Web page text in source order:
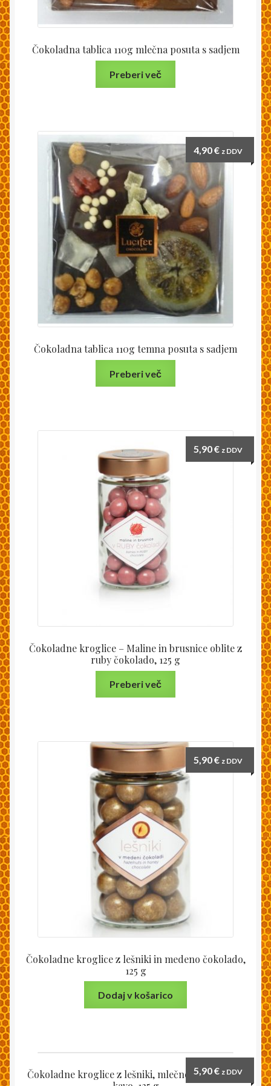
Čokoladna tablica 110g mlečna posuta s sadjem
Preberi več
Čokoladna tablica 110g temna posuta s sadjem
4,90€ z DDV
Preberi več
Čokoladne kroglice – Maline in brusnice oblite z
ruby čokolado, 125 g
5,90€ z DDV
Preberi več
Čokoladne kroglice z lešniki in medeno čokolado,
125 g
5,90€ z DDV
Dodaj v košarico
Čokoladne kroglice z lešniki, mlečno čokolado in
5,90€ z DDV